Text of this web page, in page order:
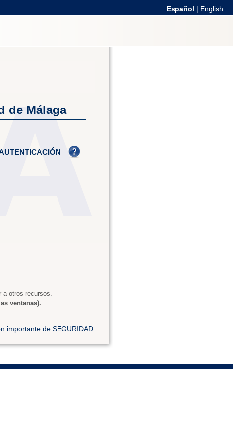
Español | English
de Málaga
a otros recursos.
ventanas).
importante de SEGURIDAD